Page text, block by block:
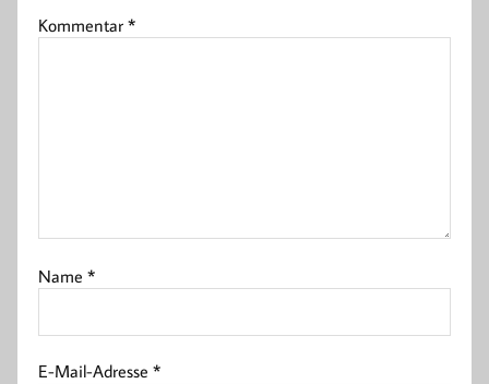
Kommentar*
Name*
E-Mail-Adresse*